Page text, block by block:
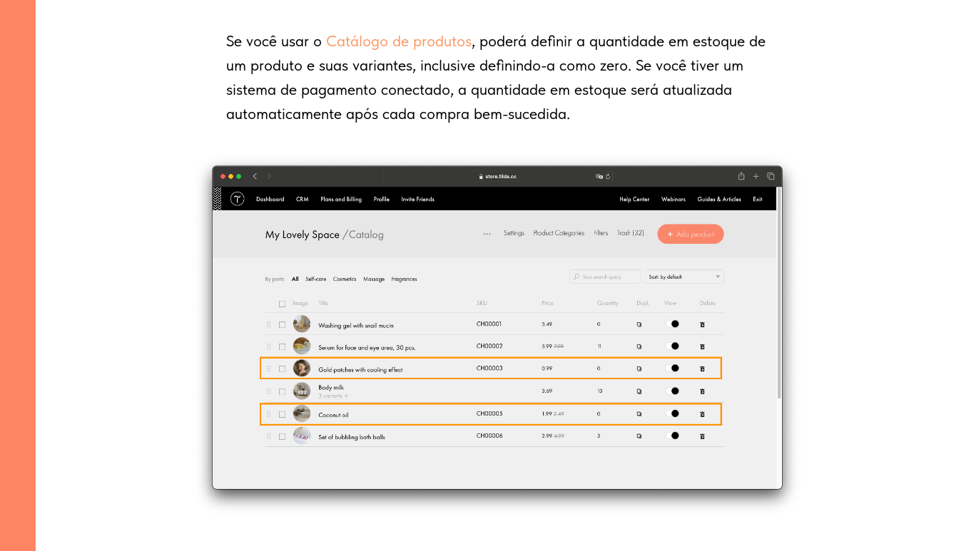
Se você usar o Catálogo de produtos, poderá definir a quantidade em estoque de
um produto e suas variantes, inclusive definindo-a como zero. Se você tiver um
sistema de pagamento conectado, a quantidade em estoque será atualizada
automaticamente após cada compra bem-sucedida.